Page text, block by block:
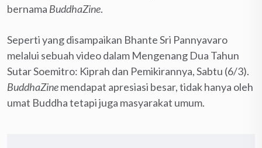
bernama BuddhaZine.
Seperti yang disampaikan Bhante Sri Pannyavaro
melalui sebuah video dalam Mengenang Dua Tahun
Sutar Soemitro: Kiprah dan Pemikirannya, Sabtu (6/3).
BuddhaZinemendapat apresiasi besar, tidak hanya oleh
umat Buddha tetapi juga masyarakat umum.